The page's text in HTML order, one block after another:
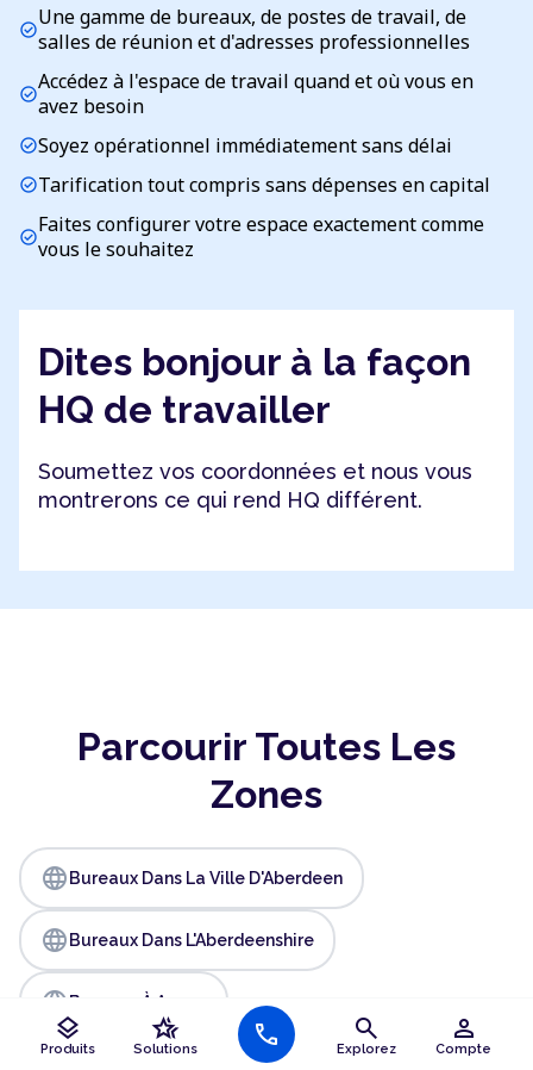
layers
Produits
hotel_class
Solutions call search
Explorez
person
Compte
check_circleUne gamme de bureaux, de postes de travail, de
salles de réunion et d'adresses professionnelles
check_circleAccédez à l'espace de travail quand et où vous en
avez besoin
check_circleSoyez opérationnel immédiatement sans délai
check_circleTarification tout compris sans dépenses en capital
check_circleFaites configurer votre espace exactement comme
vous le souhaitez
Dites bonjour à la façon
HQ de travailler
Soumettez vos coordonnées et nous vous
montrerons ce qui rend HQ différent.
Parcourir Toutes Les
Zones
language Bureaux Dans La Ville D'Aberdeen
language Bureaux Dans L'Aberdeenshire
language Bureaux À Angus
Bureaux À Ards Et North Down